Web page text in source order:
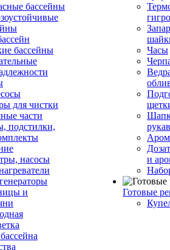
бассейны
бассейны
для чистки
части
подстилки,
насосы
и
Часы
и
Готовые